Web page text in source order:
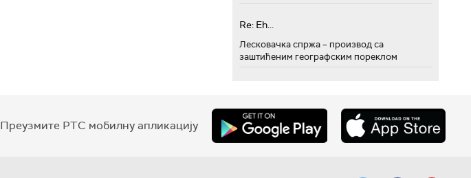
Re: Eh...
Лесковачка спржа – производ са
заштићеним географским пореклом
Преузмите РТС мобилну апликацију